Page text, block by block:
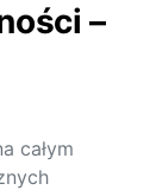
–
całym